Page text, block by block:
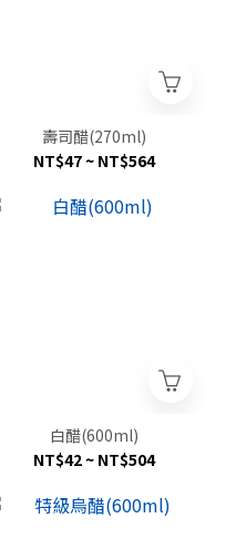
壽司醋(270ml)
NT$47 ~ NT$564
白醋(600ml)
NT$42 ~ NT$504